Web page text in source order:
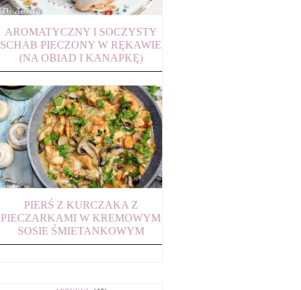
AROMATYCZNY I SOCZYSTY
SCHAB PIECZONY W RĘKAWIE
(NA OBIAD I KANAPKĘ)
PIERŚ Z KURCZAKA Z
PIECZARKAMI W KREMOWYM
SOSIE ŚMIETANKOWYM